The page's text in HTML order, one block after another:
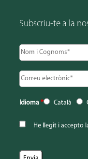
Subscriu-te a la
Idioma * Català
He llegit i accepto